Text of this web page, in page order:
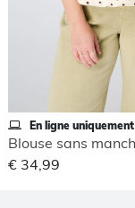
En ligne uniquement
€ 34,99